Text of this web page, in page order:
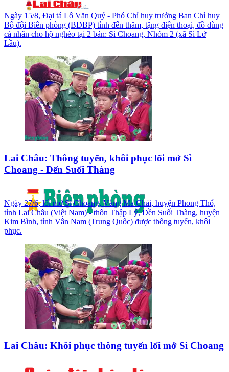
Ngày 15/8, Đại tá Lô Văn Quý - Phó Chỉ huy trưởng Ban Chỉ huy
Bộ đội Biên phòng (BĐBP) tỉnh đến thăm, tặng điện thoại, đồ dùng
cá nhân cho hộ nghèo tại 2 bản: Sì Choang, Nhóm 2 (xã Sì Lở
Lầu).
Lai Châu: Thông tuyến, khôi phục lối mở Sì
Choang - Dến Suối Thàng
Ngày 27/6, lối mở Sì Choang, Vàng Ma Chải, huyện Phong Thổ,
tỉnh Lai Châu (Việt Nam) - thôn Thập Lý, Dền Suối Thàng, huyện
Kim Bình, tỉnh Vân Nam (Trung Quốc) được thông tuyến, khôi
phục.
Lai Châu: Khôi phục thông tuyến lối mở Sì Choang